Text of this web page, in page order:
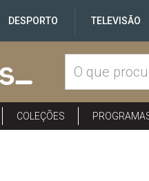
DESPORTO TELEVISÃO
COLEÇÕES